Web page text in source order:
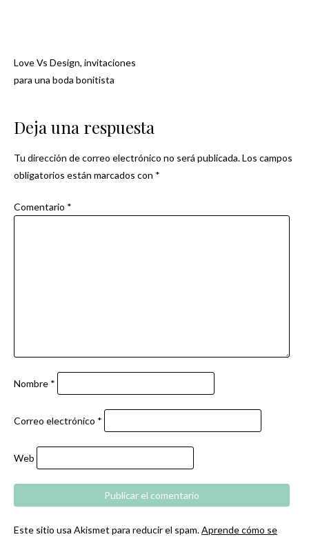
Navegación
Love Vs Design, invitaciones
para una boda bonitista
Deja una respuesta
Tu dirección de correo electrónico no será publicada.Los campos
obligatorios están marcados con *
Comentario *
Nombre *
Correo electrónico *
Web
Este sitio usa Akismet para reducir el spam.Aprende cómo se